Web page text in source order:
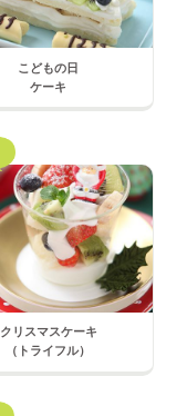
こどもの日
ケーキ
クリスマスケーキ
（トライフル）